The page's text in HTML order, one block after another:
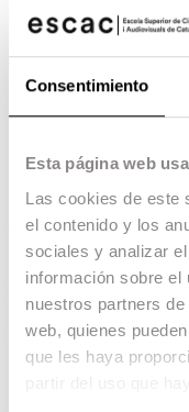
Consentimiento
Esta página web
Las cookies de este
el contenido y los
sociales y analizar
información sobre el
nuestros partners
web, quienes
que les haya
Departament:
Dates:del 26 de juny al
Horari: de dilluns a
Distribució de les hores:
dirigit / 100 hores treball
Descripció
Curs avançat de